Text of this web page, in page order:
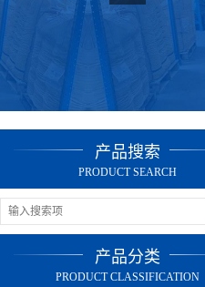
产品搜索
PRODUCT SEARCH
产品分类
PRODUCT CLASSIFICATION